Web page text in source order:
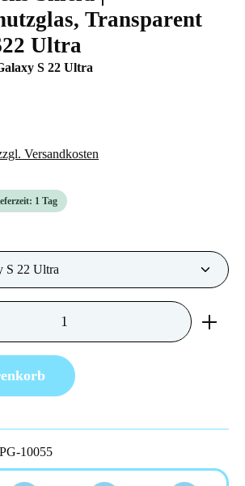
Transparent
Ultra
S 22 Ultra
Versandkosten
1 Tag
Gib den gewünschten Wert
PG-10055